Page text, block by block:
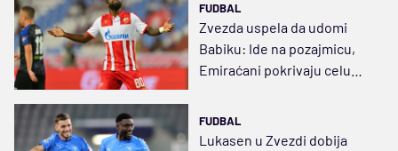
FUDBAL
Zvezda uspela da udomi
Babiku: Ide na pozajmicu,
Emiraćani pokrivaju celu
FUDBAL
Lukasen u Zvezdi dobija